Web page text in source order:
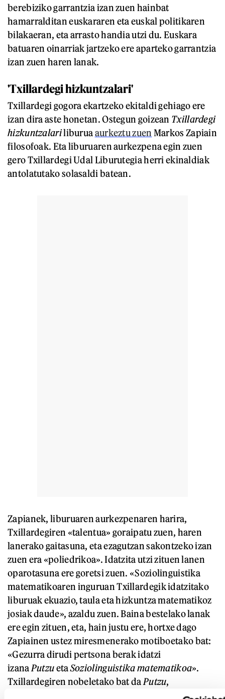
berebiziko garrantzia izan zuen hainbat
hamarralditan euskararen eta euskal politikaren
bilakaeran, eta arrasto handia utzi du. Euskara
batuaren oinarriak jartzeko ere aparteko garrantzia
izan zuen haren lanak.
'Txillardegi hizkuntzalari'
Txillardegi gogora ekartzeko ekitaldi gehiago ere
izan dira aste honetan. Ostegun goizean Txillardegi
hizkuntzalariliburuaaurkeztu zuen Markos Zapiain
filosofoak. Eta liburuaren aurkezpena egin zuen
gero Txillardegi Udal Liburutegia herri ekinaldiak
antolatutako solasaldi batean.
Zapianek, liburuaren aurkezpenaren harira,
Txillardegiren «talentua» goraipatu zuen, haren
lanerako gaitasuna, eta ezagutzan sakontzeko izan
zuen era «poliedrikoa». Idatzita utzi zituen lanen
oparotasuna ere goretsi zuen. «Soziolinguistika
matematikoaren inguruan Txillardegik idatzitako
liburuak ekuazio, taula eta hizkuntza matematikoz
josiak daude», azaldu zuen. Baina bestelako lanak
ere egin zituen, eta, hain justu ere, hortxe dago
Zapiainen ustez miresmenerako motiboetako bat:
«Gezurra dirudi pertsona berak idatzi
izana PutzuetaSoziolinguistika matematikoa».
Txillardegiren nobeletako bat da Putzu,
1994an